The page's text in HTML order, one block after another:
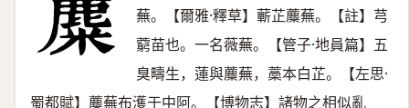
蕪。【爾雅·釋草】蘄芷蘪蕪。【註】芎
藭苗也。一名薇蕪。【管子·地員篇】五
臭疇生，蓮與蘪蕪，藁本白芷。【左思·
蜀都賦】蘪蕪布濩于中阿。【博物志】諸物之相似亂